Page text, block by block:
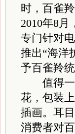
时，百雀
2010年8
专门针对
推出“海洋
予百雀羚
值得一
花，包装
插画。耳
消费者对